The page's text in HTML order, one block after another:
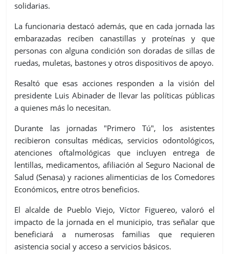
solidarias.
La funcionaria destacó además, que en cada jornada las
embarazadas reciben canastillas y proteínas y que
personas con alguna condición son doradas de sillas de
ruedas, muletas, bastones y otros dispositivos de apoyo.
Resaltó que esas acciones responden a la visión del
presidente Luis Abinader de llevar las políticas públicas
a quienes más lo necesitan.
Durante las jornadas "Primero Tú", los asistentes
recibieron consultas médicas, servicios odontológicos,
atenciones oftalmológicas que incluyen entrega de
lentillas, medicamentos, afiliación al Seguro Nacional de
Salud (Senasa) y raciones alimenticias de los Comedores
Económicos, entre otros beneficios.
El alcalde de Pueblo Viejo, Víctor Figuereo, valoró el
impacto de la jornada en el municipio, tras señalar que
beneficiará a numerosas familias que requieren
asistencia social y acceso a servicios básicos.